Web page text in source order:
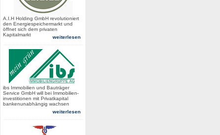
A.I.H Holding GmbH revolutioniert
den Energiespeichermarkt und
öffnet sich dem privaten
Kapitalmarkt
weiterlesen
ibs Immobilien und Bauträger
Service GmbH will bei Immobilien-
investitionen mit Privatkapital
bankenunabhängig wachsen
weiterlesen